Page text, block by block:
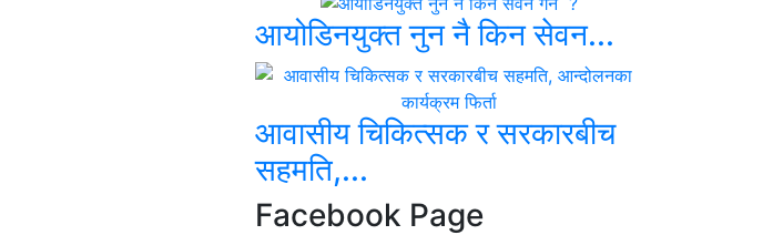
आयोडिनयुक्त नुन नै किन सेवन...
आवासीय चिकित्सक र सरकारबीच
सहमति,...
Facebook Page